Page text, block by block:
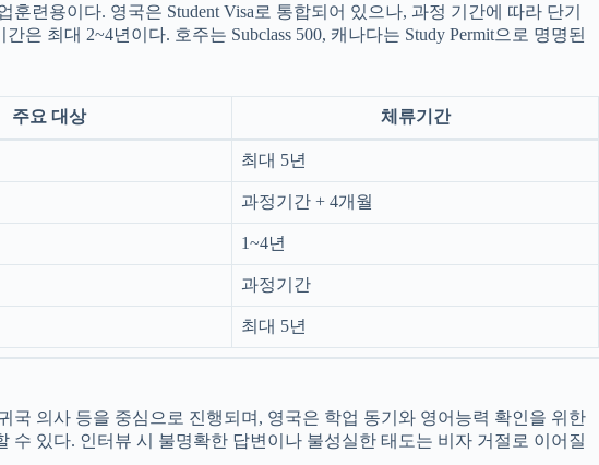
련용이다. 영국은 Student Visa로 통합되어 있으나, 과정 기간에 따라 단기
은 최대 2~4년이다. 호주는 Subclass 500, 캐나다는 Study Permit으로 명명된
주요 대상 체류기간
최대 5년
과정기간 + 4개월
1~4년
과정기간
최대 5년
의사 등을 중심으로 진행되며, 영국은 학업 동기와 영어능력 확인을 위한
있다. 인터뷰 시 불명확한 답변이나 불성실한 태도는 비자 거절로 이어질